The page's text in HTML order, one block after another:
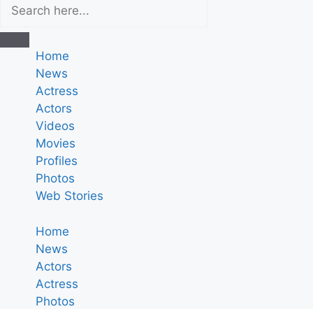
Home
News
Actress
Actors
Videos
Movies
Profiles
Photos
Web Stories
Home
News
Actors
Actress
Photos